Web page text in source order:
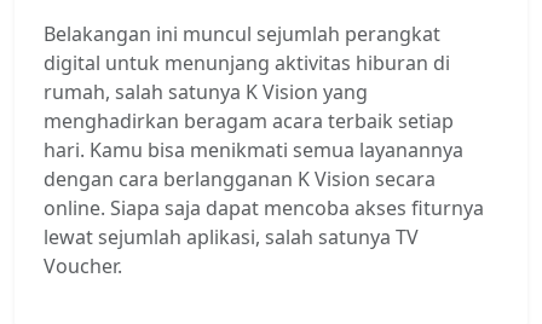
Belakangan ini muncul sejumlah perangkat
digital untuk menunjang aktivitas hiburan di
rumah, salah satunya K Vision yang
menghadirkan beragam acara terbaik setiap
hari. Kamu bisa menikmati semua layanannya
dengan cara berlangganan K Vision secara
online. Siapa saja dapat mencoba akses fiturnya
lewat sejumlah aplikasi, salah satunya TV
Voucher.